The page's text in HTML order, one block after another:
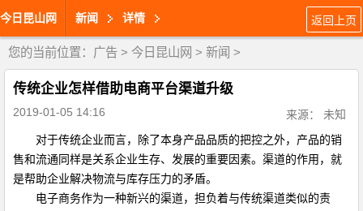
今日昆山网 新闻 详情 返回上页
您的当前位置： 广告 > 今日昆山网 > 新闻 >
传统企业怎样借助电商平台渠道升级
2019-01-05 14:16 来源： 未知
对于传统企业而言，除了本身产品品质的把控之外，产品的销
售和流通同样是关系企业生存、发展的重要因素。渠道的作用，就
是帮助企业解决物流与库存压力的矛盾。
电子商务作为一种新兴的渠道，担负着与传统渠道类似的责